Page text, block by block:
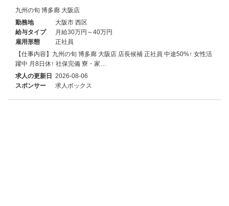
九州の旬 博多廊 大阪店
勤務地
大阪市 西区
給与タイプ
月給30万円～40万円
雇用形態
正社員
【仕事内容】九州の旬 博多廊 大阪店 店長候補 正社員 中途50%↑ 女性活
躍中 月8日休↑ 社保完備 寮・家…
求人の更新日 2026-08-06
スポンサー
求人ボックス